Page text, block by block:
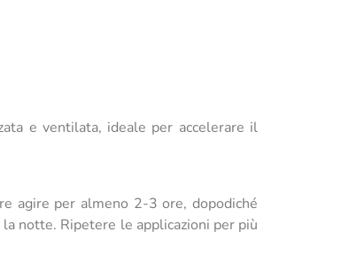
e ventilata, ideale per accelerare il
agire per almeno 2-3 ore, dopodiché
notte. Ripetere le applicazioni per più